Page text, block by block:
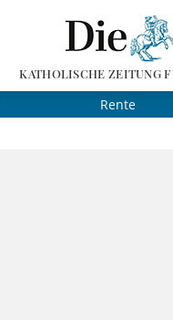
KATHOLISCHE ZEITUNG
Rente